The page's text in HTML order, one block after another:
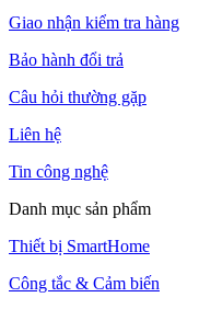
Giao nhận kiểm tra hàng
Bảo hành đổi trả
Câu hỏi thường gặp
Liên hệ
Tin công nghệ
Danh mục sản phẩm
Thiết bị SmartHome
Công tắc & Cảm biến